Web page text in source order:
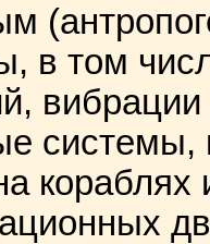
в том
вибрации
системы,
кораблях